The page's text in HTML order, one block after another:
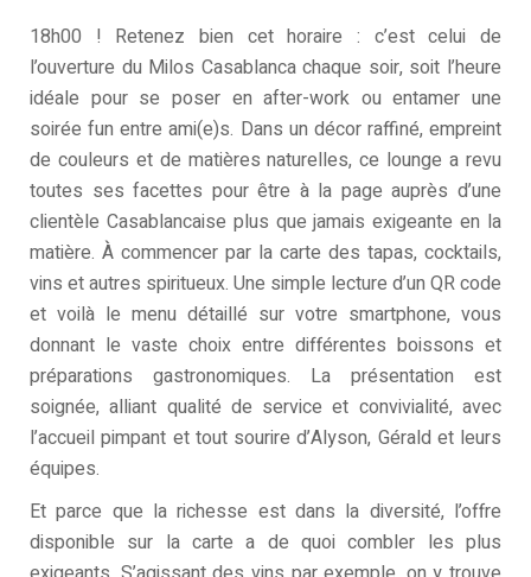
18h00 ! Retenez bien cet horaire : c’est celui de
l’ouverture du Milos Casablanca chaque soir, soit l’heure
idéale pour se poser en after-work ou entamer une
soirée fun entre ami(e)s. Dans un décor raffiné, empreint
de couleurs et de matières naturelles, ce lounge a revu
toutes ses facettes pour être à la page auprès d’une
clientèle Casablancaise plus que jamais exigeante en la
matière. À commencer par la carte des tapas, cocktails,
vins et autres spiritueux. Une simple lecture d’un QR code
et voilà le menu détaillé sur votre smartphone, vous
donnant le vaste choix entre différentes boissons et
préparations gastronomiques. La présentation est
soignée, alliant qualité de service et convivialité, avec
l’accueil pimpant et tout sourire d’Alyson, Gérald et leurs
équipes.
Et parce que la richesse est dans la diversité, l’offre
disponible sur la carte a de quoi combler les plus